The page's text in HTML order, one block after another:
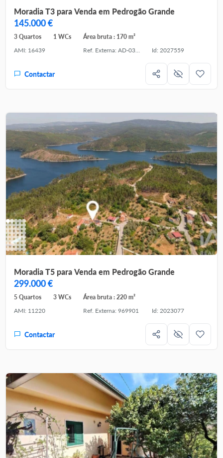
Moradia T3 para Venda em Pedrogão Grande
145.000 €
3 Quartos 1 WCs
Área bruta : 170 m²
AMI: 16439
Ref. Externa: AD-03926 Id: 2027559
Contactar
Moradia T5 para Venda em Pedrogão Grande
299.000 €
5 Quartos 3 WCs
Área bruta : 220 m²
AMI: 11220
Ref. Externa: 969901 Id: 2023077
Contactar